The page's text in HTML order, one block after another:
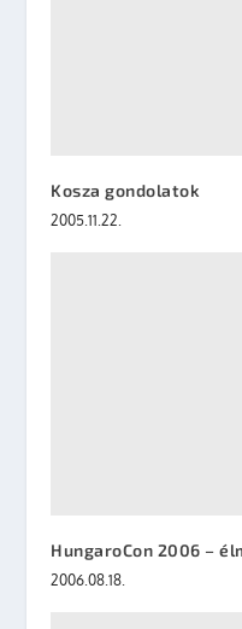
Kosza gondolatok
2005.11.22.
HungaroCon 2006 –
2006.08.18.